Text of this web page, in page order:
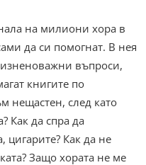
на милиони хора в
да си помогнат. В нея
въпроси,
книгите по
нещастен, след като
Как да спра да
цигарите? Как да не
Защо хората не ме